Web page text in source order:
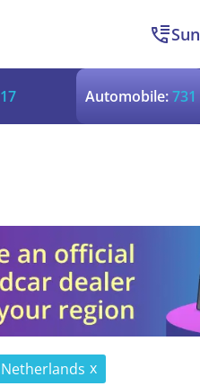
17 Automobile:731
Netherlands